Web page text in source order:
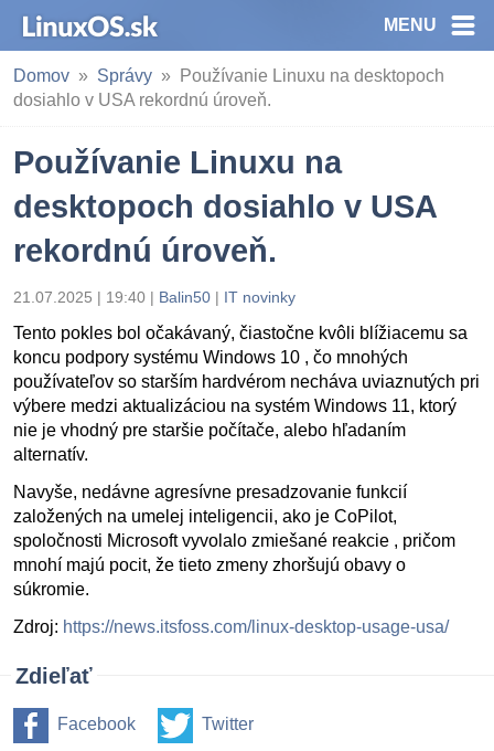
MENU
Domov Správy
Používanie Linuxu na desktopoch
dosiahlo v USA rekordnú úroveň.
Používanie Linuxu na
desktopoch dosiahlo v USA
rekordnú úroveň.
21.07.2025 | 19:40 | Balin50 | IT novinky
Tento pokles bol očakávaný, čiastočne kvôli blížiacemu sa
koncu podpory systému Windows 10 , čo mnohých
používateľov so starším hardvérom necháva uviaznutých pri
výbere medzi aktualizáciou na systém Windows 11, ktorý
nie je vhodný pre staršie počítače, alebo hľadaním
alternatív.
Navyše, nedávne agresívne presadzovanie funkcií
založených na umelej inteligencii, ako je CoPilot,
spoločnosti Microsoft vyvolalo zmiešané reakcie , pričom
mnohí majú pocit, že tieto zmeny zhoršujú obavy o
súkromie.
Zdroj: https://news.itsfoss.com/linux-desktop-usage-usa/
Zdieľať
Facebook Twitter